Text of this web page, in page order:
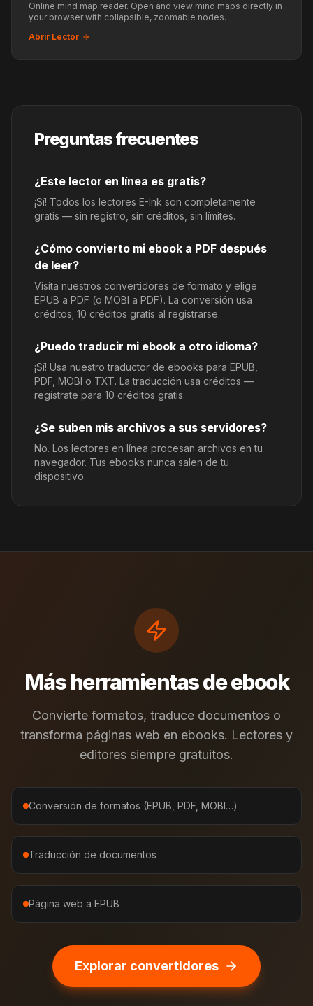
Online mind map reader. Open and view mind maps directly in
your browser with collapsible, zoomable nodes.
Abrir Lector
Preguntas frecuentes
¿Este lector en línea es gratis?
¡Sí! Todos los lectores E-Ink son completamente
gratis — sin registro, sin créditos, sin límites.
¿Cómo convierto mi ebook a PDF después
de leer?
Visita nuestros convertidores de formato y elige
EPUB a PDF (o MOBI a PDF). La conversión usa
créditos; 10 créditos gratis al registrarse.
¿Puedo traducir mi ebook a otro idioma?
¡Sí! Usa nuestro traductor de ebooks para EPUB,
PDF, MOBI o TXT. La traducción usa créditos —
regístrate para 10 créditos gratis.
¿Se suben mis archivos a sus servidores?
No. Los lectores en línea procesan archivos en tu
navegador. Tus ebooks nunca salen de tu
dispositivo.
Más herramientas de ebook
Convierte formatos, traduce documentos o
transforma páginas web en ebooks. Lectores y
editores siempre gratuitos.
Conversión de formatos (EPUB, PDF, MOBI…)
Traducción de documentos
Página web a EPUB
Explorar convertidores